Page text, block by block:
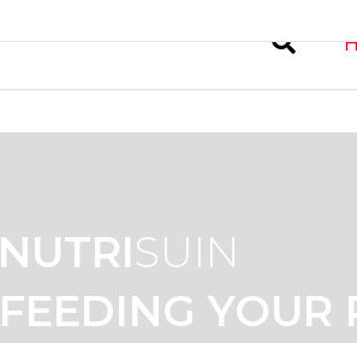
NUTRISUIN
FEEDING YOUR